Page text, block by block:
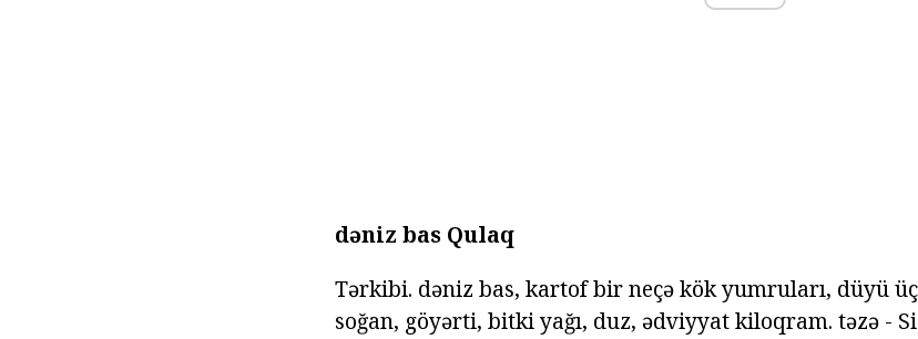
dəniz bas Qulaq
Tərkibi. dəniz bas, kartof bir neçə kök yumruları, düyü
soğan, göyərti, bitki yağı, duz, ədviyyat kiloqram. təzə -